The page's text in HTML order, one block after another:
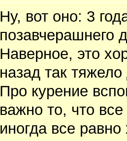
Ну, вот оно: 3
позавчерашнего
Наверное, это
назад так
Про курение
важно то, что
иногда все